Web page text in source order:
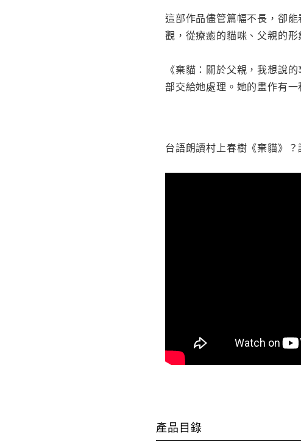
這部作品儘管篇幅不長，卻
觀，從療癒的貓咪、父親的
《棄貓：關於父親，我想說
部交給她處理。她的畫作有一
台語朗讀村上春樹《棄貓》
產品目錄